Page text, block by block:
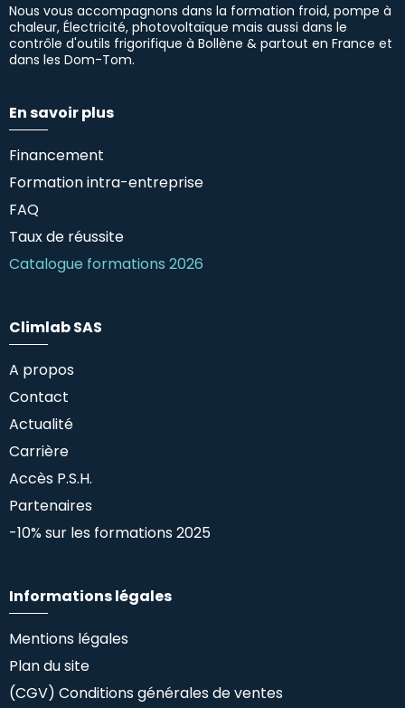
Nous vous accompagnons dans la formation froid, pompe à
chaleur, Électricité, photovoltaïque mais aussi dans le
contrôle d'outils frigorifique à Bollène & partout en France et
dans les Dom-Tom.
En savoir plus
Financement
Formation intra-entreprise
FAQ
Taux de réussite
Catalogue formations 2026
Climlab SAS
A propos
Contact
Actualité
Carrière
Accès P.S.H.
Partenaires
-10% sur les formations 2025
Informations légales
Mentions légales
Plan du site
(CGV) Conditions générales de ventes